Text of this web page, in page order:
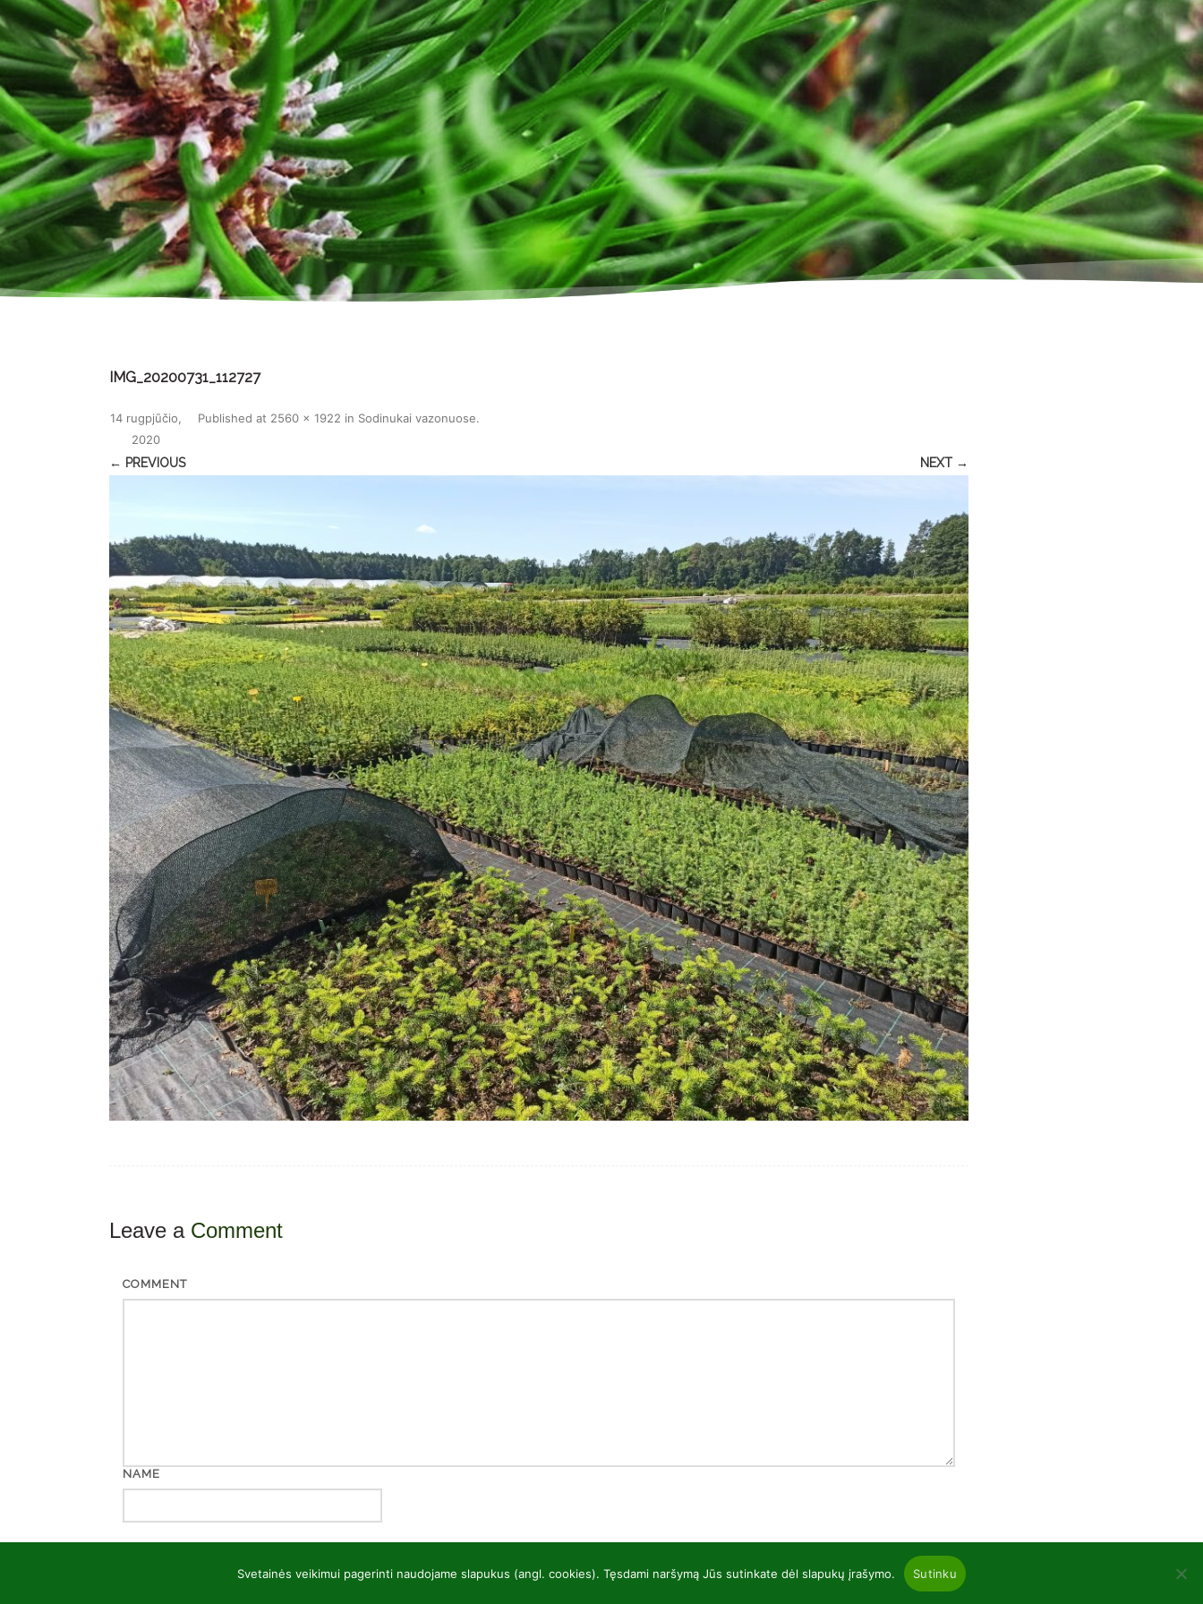
IMG_20200731_112727
Published
14 rugpjūčio,
2020
at 2560 × 1922 in Sodinukai vazonuose.
← PREVIOUS NEXT →
Leave a Comment
COMMENT
NAME
Svetainės veikimui pagerinti naudojame slapukus (angl. cookies). Tęsdami naršymą Jūs sutinkate dėl slapukų įrašymo. Sutinku